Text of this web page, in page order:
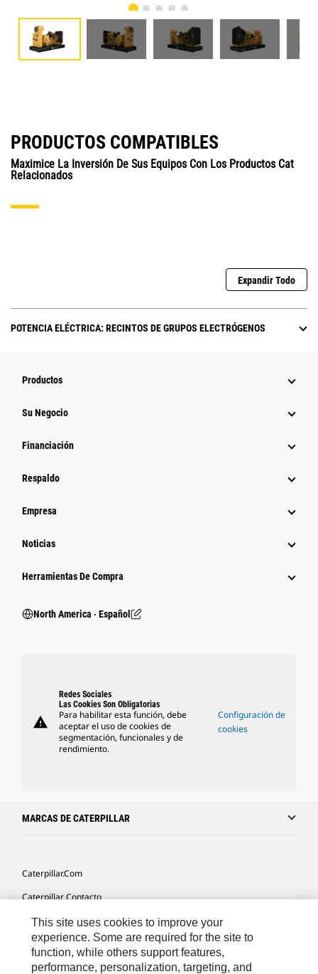
PRODUCTOS COMPATIBLES
Maximice La Inversión De Sus Equipos Con Los Productos Cat
Relacionados
Expandir Todo
POTENCIA ELÉCTRICA: RECINTOS DE GRUPOS ELECTRÓGENOS
Productos
Su Negocio
Financiación
Respaldo
Empresa
Noticias
Herramientas De Compra
North America ‧ Español
warning
Redes Sociales
Las Cookies Son Obligatorias
Para habilitar esta función, debe
aceptar el uso de cookies de
segmentación, funcionales y de
rendimiento.
Configuración de
cookies
MARCAS DE CATERPILLAR
Caterpillar.com
Caterpillar Contacto
Mis Preferencias De Marketing
Site Map
Cookie Settings
This site uses cookies to improve your
experience. Some are required for the site to
function, while others support features,
performance, personalization, targeting, and